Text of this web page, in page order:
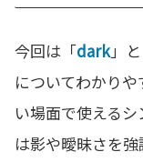
今回は「dark」
についてわかり
い場面で使える
は影や曖昧さを